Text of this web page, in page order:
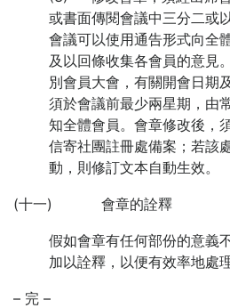
或書面傳閱會議中三分二或
會議可以使用通告形式向全
及以回條收集各會員的意見
別會員大會，有關開會日期
須於會議前最少兩星期，由
知全體會員。會章修改後，
信寄社團註冊處備案；若該
動，則修訂文本自動生效。
(十一) 會章的詮釋
假如會章有任何部份的意義
加以詮釋，以便有效率地處
– 完 –